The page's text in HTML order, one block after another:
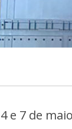
e 7 de